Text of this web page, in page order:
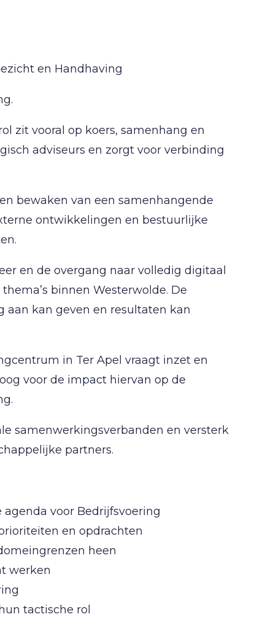
en Handhaving
zit vooral op koers, samenhang en
adviseurs en zorgt voor verbinding
bewaken van een samenhangende
ontwikkelingen en bestuurlijke
en de overgang naar volledig digitaal
binnen Westerwolde. De
kan geven en resultaten kan
in Ter Apel vraagt inzet en
voor de impact hiervan op de
samenwerkingsverbanden en versterk
partners.
voor Bedrijfsvoering
en opdrachten
heen
werken
tactische rol